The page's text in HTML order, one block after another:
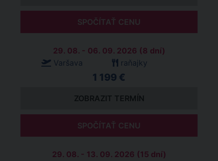
SPOČÍTAŤ CENU
29. 08. - 06. 09. 2026 (8 dní)
Varšava
raňajky
1 199 €
ZOBRAZIT TERMÍN
SPOČÍTAŤ CENU
29. 08. - 13. 09. 2026 (15 dní)